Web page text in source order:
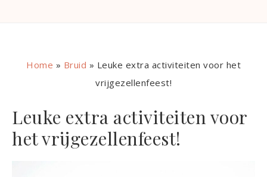
Home » Bruid » Leuke extra activiteiten voor het
vrijgezellenfeest!
Leuke extra activiteiten voor
het vrijgezellenfeest!